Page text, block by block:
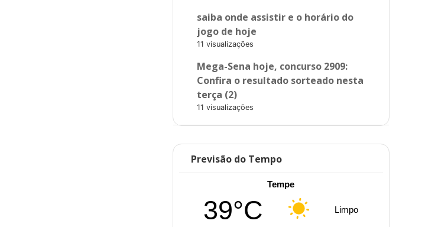
saiba onde assistir e o horário do
jogo de hoje
11 visualizações
Mega-Sena hoje, concurso 2909:
Confira o resultado sorteado nesta
terça (2)
11 visualizações
Previsão do Tempo
Tempe
39°C Limpo